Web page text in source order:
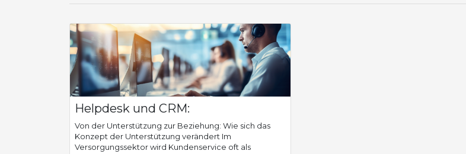
Helpdesk und CRM:
Von der Unterstützung zur Beziehung: Wie sich das
Konzept der Unterstützung verändert Im
Versorgungssektor wird Kundenservice oft als